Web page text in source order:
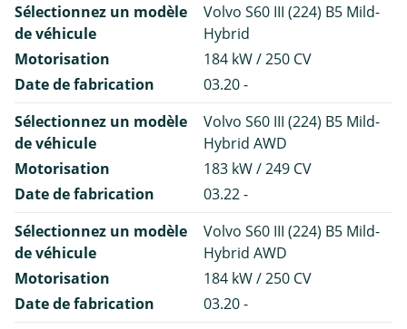
Sélectionnez un modèle
de véhicule
Volvo S60 III (224) B5 Mild-
Hybrid
Motorisation
184 kW / 250 CV
Date de fabrication
03.20 -
Sélectionnez un modèle
de véhicule
Volvo S60 III (224) B5 Mild-
Hybrid AWD
Motorisation
183 kW / 249 CV
Date de fabrication
03.22 -
Sélectionnez un modèle
de véhicule
Volvo S60 III (224) B5 Mild-
Hybrid AWD
Motorisation
184 kW / 250 CV
Date de fabrication
03.20 -